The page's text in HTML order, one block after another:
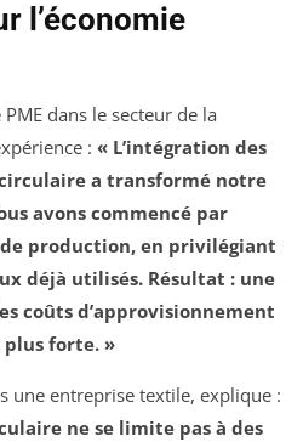
l’économie
dans le secteur de la
: « L’intégration des
a transformé notre
avons commencé par
production, en privilégiant
déjà utilisés. Résultat : une
coûts d’approvisionnement
forte. »
une entreprise textile, explique :
ne se limite pas à des